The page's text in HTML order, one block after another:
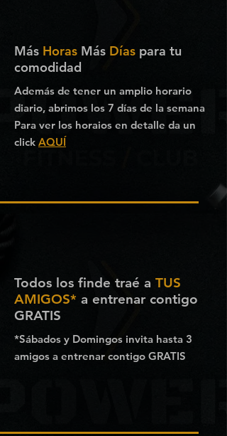
Más Horas Más Días para tu
comodidad
Además de tener un amplio horario
diario, abrimos los 7 días de la semana
Para ver los horaios en detalle da un
click AQUÍ
Todos los finde traé a TUS
AMIGOS* a entrenar contigo
GRATIS
*Sábados y Domingos invita hasta 3
amigos a entrenar contigo GRATIS